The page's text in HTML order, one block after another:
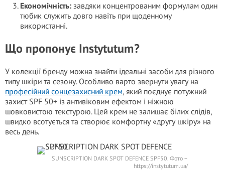
Економічність: завдяки концентрованим формулам один
тюбик служить довго навіть при щоденному
використанні.
Що пропонує Instytutum?
У колекції бренду можна знайти ідеальні засоби для різного
типу шкіри та сезону. Особливо варто звернути увагу на
професійний сонцезахисний крем, який поєднує потужний
захист SPF 50+ із антивіковим ефектом і ніжною
шовковистою текстурою. Цей крем не залишає білих слідів,
швидко всотується та створює комфортну «другу шкіру» на
весь день.
SUNSCRIPTION DARK SPOT DEFENCE SPF50. Фото –
https://instytutum.ua/